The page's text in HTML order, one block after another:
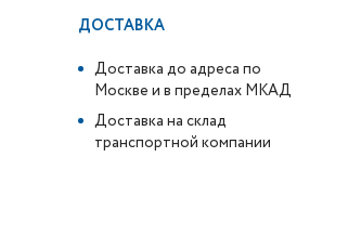
ДОСТАВКА
Доставка до адреса по
Москве и в пределах МКАД
Доставка на склад
транспортной компании